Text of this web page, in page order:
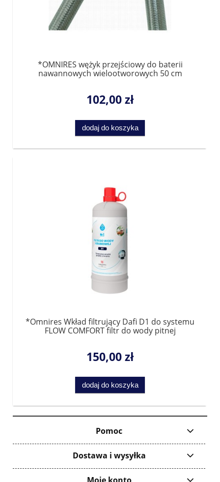
*OMNIRES wężyk przejściowy do baterii
nawannowych wielootworowych 50 cm
102,00 zł
dodaj do koszyka
*Omnires Wkład filtrujący Dafi D1 do systemu
FLOW COMFORT filtr do wody pitnej
150,00 zł
dodaj do koszyka
Pomoc
Dostawa i wysyłka